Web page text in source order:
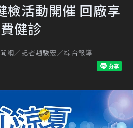
檢活動開催 回廠享
健診
網／記者趙駿宏／綜合報導